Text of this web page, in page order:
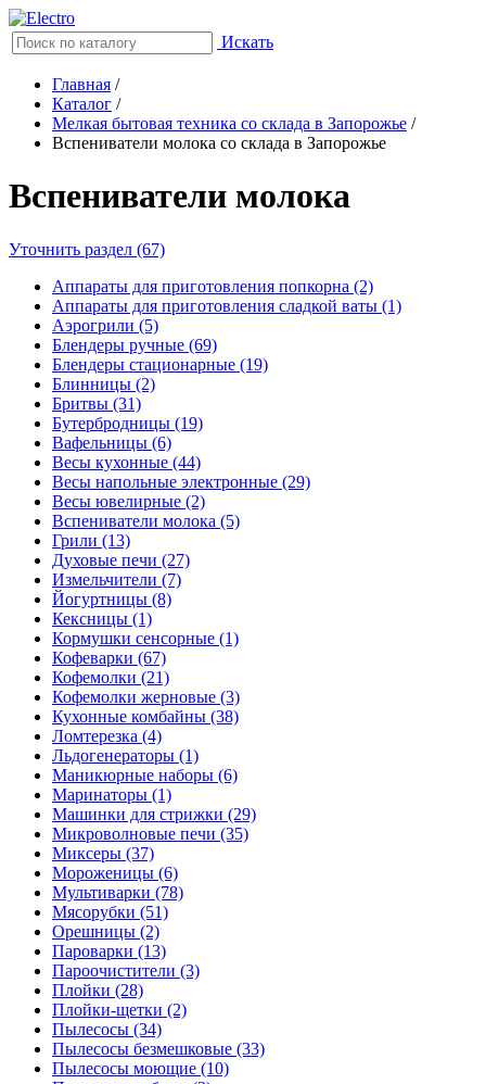
Искать
Главная /
Каталог /
Мелкая бытовая техника со склада в Запорожье /
Вспениватели молока со склада в Запорожье
Вспениватели молока
Уточнить раздел (67)
Аппараты для приготовления попкорна (2)
Аппараты для приготовления сладкой ваты (1)
Аэрогрили (5)
Блендеры ручные (69)
Блендеры стационарные (19)
Блинницы (2)
Бритвы (31)
Бутербродницы (19)
Вафельницы (6)
Весы кухонные (44)
Весы напольные электронные (29)
Весы ювелирные (2)
Вспениватели молока (5)
Грили (13)
Духовые печи (27)
Измельчители (7)
Йогуртницы (8)
Кексницы (1)
Кормушки сенсорные (1)
Кофеварки (67)
Кофемолки (21)
Кофемолки жерновые (3)
Кухонные комбайны (38)
Ломтерезка (4)
Льдогенераторы (1)
Маникюрные наборы (6)
Маринаторы (1)
Машинки для стрижки (29)
Микроволновые печи (35)
Миксеры (37)
Мороженицы (6)
Мультиварки (78)
Мясорубки (51)
Орешницы (2)
Пароварки (13)
Пароочистители (3)
Плойки (28)
Плойки-щетки (2)
Пылесосы (34)
Пылесосы безмешковые (33)
Пылесосы моющие (10)